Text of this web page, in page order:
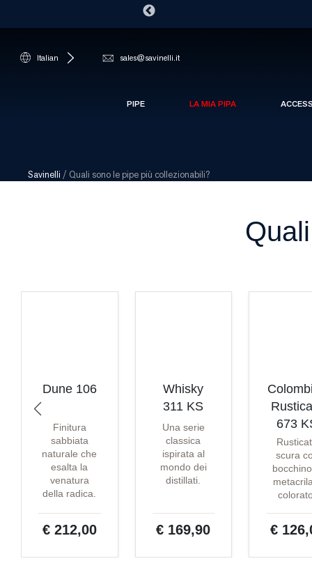
Italian sales@savinelli.it
PIPE LA MIA PIPA
Savinelli / Quali sono le pipe più collezionabili?
Dune 106
Finitura
sabbiata
naturale che
esalta la
venatura
della radica.
€ 212,00
Whisky
311 KS
Una serie
classica
ispirata al
mondo dei
distillati.
€ 169,90
673
scura
€